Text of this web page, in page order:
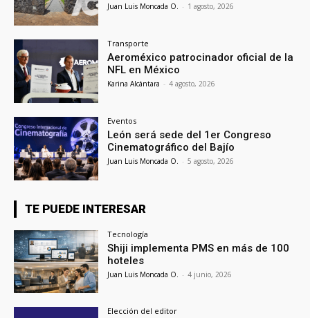
Juan Luis Moncada O. - 1 agosto, 2026
Transporte
Aeroméxico patrocinador oficial de la
NFL en México
Karina Alcántara - 4 agosto, 2026
Eventos
León será sede del 1er Congreso
Cinematográfico del Bajío
Juan Luis Moncada O. - 5 agosto, 2026
TE PUEDE INTERESAR
Tecnología
Shiji implementa PMS en más de 100
hoteles
Juan Luis Moncada O. - 4 junio, 2026
Elección del editor